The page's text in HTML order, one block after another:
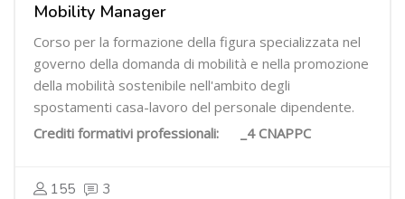
Mobility Manager
Corso per la formazione della figura specializzata nel
governo della domanda di mobilità e nella promozione
della mobilità sostenibile nell'ambito degli
spostamenti casa-lavoro del personale dipendente.
Crediti formativi professionali: _4 CNAPPC
155 3